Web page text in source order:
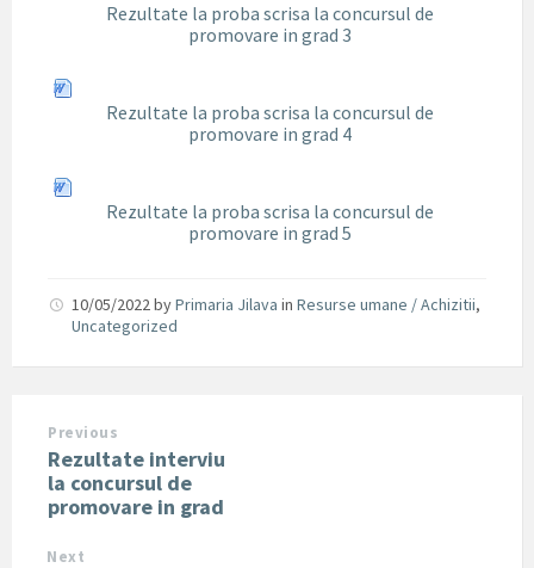
Rezultate la proba scrisa la concursul de
promovare in grad 3
Rezultate la proba scrisa la concursul de
promovare in grad 4
Rezultate la proba scrisa la concursul de
promovare in grad 5
10/05/2022byPrimaria Jilava in Resurse umane / Achizitii,
Uncategorized
Previous
Rezultate interviu
la concursul de
promovare in grad
Next